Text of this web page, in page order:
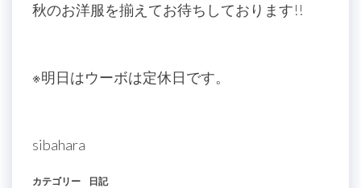
秋のお洋服を揃えてお待ちしております!!
※明日はウーボは定休日です。
sibahara
カテゴリー 日記